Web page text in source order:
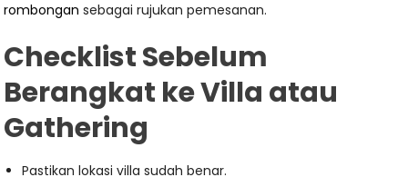
rombongan sebagai rujukan pemesanan.
Checklist Sebelum
Berangkat ke Villa atau
Gathering
Pastikan lokasi villa sudah benar.